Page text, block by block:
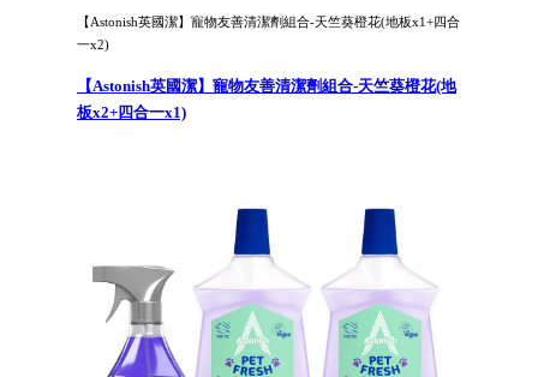
【Astonish英國潔】寵物友善清潔劑組合-天竺葵橙花(地板x1+四合
一x2)
【Astonish英國潔】寵物友善清潔劑組合-天竺葵橙花(地
板x2+四合一x1)